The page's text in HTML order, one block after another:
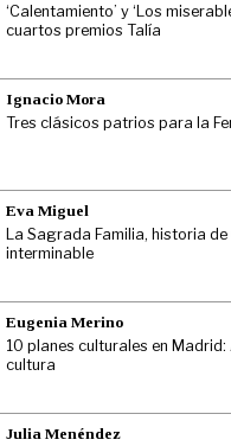
‘Calentamiento’ y ‘Los
cuartos premios Talía
Ignacio Mora
Tres clásicos patrios para la
Eva Miguel
La Sagrada Familia, historia de
interminable
Eugenia Merino
10 planes culturales en Madrid:
cultura
Julia Menéndez